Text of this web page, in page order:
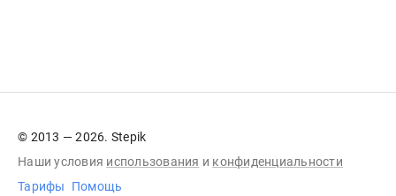
© 2013 — 2026. Stepik
Наши условия использования и конфиденциальности
Тарифы
Помощь